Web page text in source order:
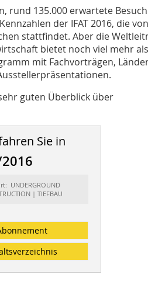
rund 135.000 erwartete
der IFAT 2016, die
stattfindet. Aber die
bietet noch viel mehr
mit Fachvorträgen,
guten Überblick über
Sie in
UNDERGROUND
| TIEFBAU